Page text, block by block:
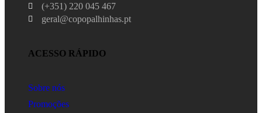
(+351) 220 045 467
geral@copopalhinhas.pt
ACESSO RÁPIDO
Sobre nós
Promoções